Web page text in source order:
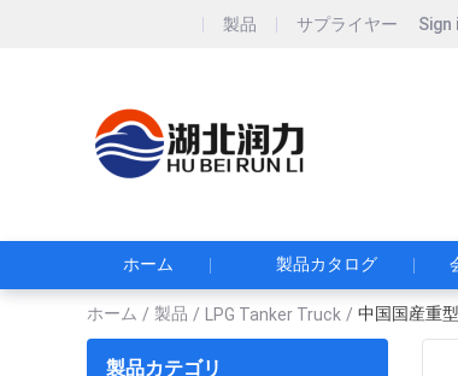
製品 サプライヤー Sign
ホーム 製品カタログ
ホーム / 製品 / LPG Tanker Truck / 中国国産重
製品カテゴリ